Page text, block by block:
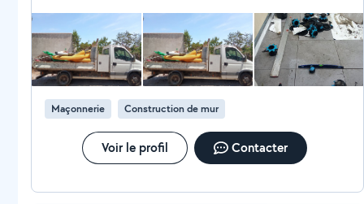
Maçonnerie Construction de mur
Voir le profil Contacter